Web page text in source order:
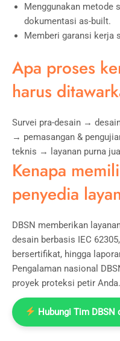
Menggunakan metode
dokumentasi as-built.
Memberi garansi kerja
Apa proses
harus
Survei pra-desain →
→ pemasangan &
teknis → layanan purna
Kenapa
penyedia
DBSN memberikan
desain berbasis IEC
bersertifikat, hingga
Pengalaman nasional
proyek proteksi petir Anda.
Hubungi Tim DBSN